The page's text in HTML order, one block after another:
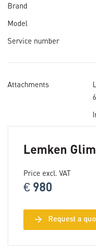
Brand
Model
Service number
Attachments
Lemken
Price excl. VAT
€ 980
arrow_forward Request a